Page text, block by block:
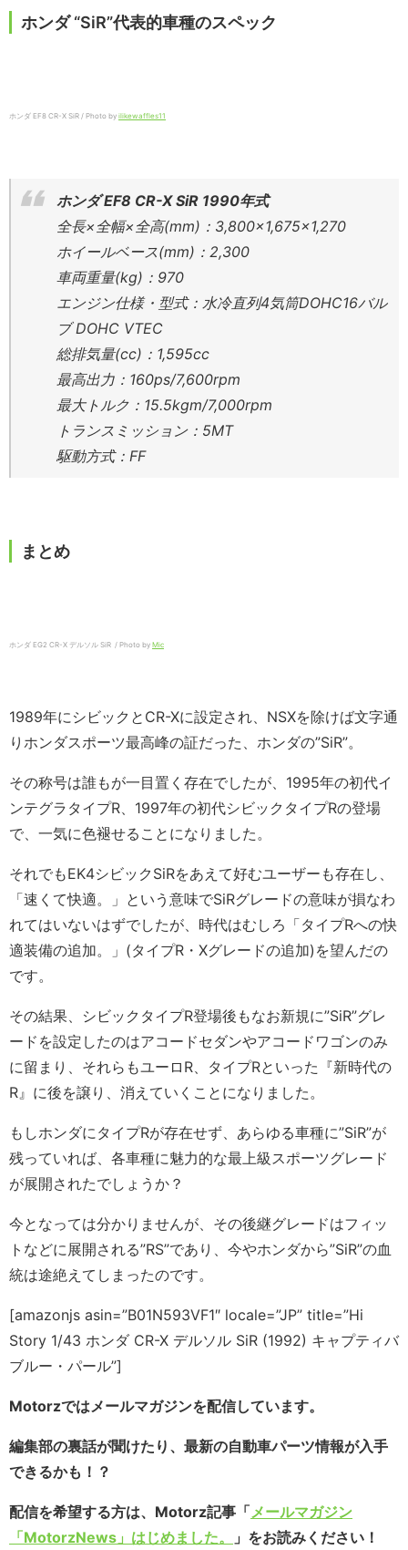
ホンダ “SiR”代表的車種のスペック
ホンダ EF8 CR-X SiR / Photo by ilikewaffles11
ホンダ EF8 CR-X SiR 1990年式
全長×全幅×全高(mm)：3,800×1,675×1,270
ホイールベース(mm)：2,300
車両重量(kg)：970
エンジン仕様・型式：水冷直列4気筒DOHC16バル
ブ DOHC VTEC
総排気量(cc)：1,595cc
最高出力：160ps/7,600rpm
最大トルク：15.5kgm/7,000rpm
トランスミッション：5MT
駆動方式：FF
まとめ
ホンダ EG2 CR-X デルソル SiR / Photo by Mic
1989年にシビックとCR-Xに設定され、NSXを除けば文字通
りホンダスポーツ最高峰の証だった、ホンダの”SiR”。
その称号は誰もが一目置く存在でしたが、1995年の初代イ
ンテグラタイプR、1997年の初代シビックタイプRの登場
で、一気に色褪せることになりました。
それでもEK4シビックSiRをあえて好むユーザーも存在し、
「速くて快適。」という意味でSiRグレードの意味が損なわ
れてはいないはずでしたが、時代はむしろ「タイプRへの快
適装備の追加。」(タイプR・Xグレードの追加)を望んだの
です。
その結果、シビックタイプR登場後もなお新規に”SiR”グレ
ードを設定したのはアコードセダンやアコードワゴンのみ
に留まり、それらもユーロR、タイプRといった『新時代の
R』に後を譲り、消えていくことになりました。
もしホンダにタイプRが存在せず、あらゆる車種に”SiR”が
残っていれば、各車種に魅力的な最上級スポーツグレード
が展開されたでしょうか？
今となっては分かりませんが、その後継グレードはフィッ
トなどに展開される”RS”であり、今やホンダから”SiR”の血
統は途絶えてしまったのです。
[amazonjs asin=”B01N593VF1″ locale=”JP” title=”Hi
Story 1/43 ホンダ CR-X デルソル SiR (1992) キャプティバ
ブルー・パール”]
Motorzではメールマガジンを配信しています。
編集部の裏話が聞けたり、最新の自動車パーツ情報が入手
できるかも！？
配信を希望する方は、Motorz記事「メールマガジン
「MotorzNews」はじめました。
」をお読みください！